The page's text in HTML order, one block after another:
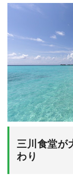
三川食堂が
わり